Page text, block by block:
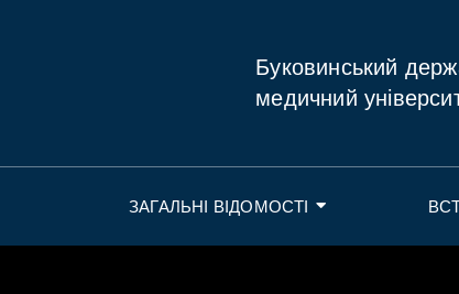
Буковинський
медичний
ЗАГАЛЬНІ ВІДОМОСТІ